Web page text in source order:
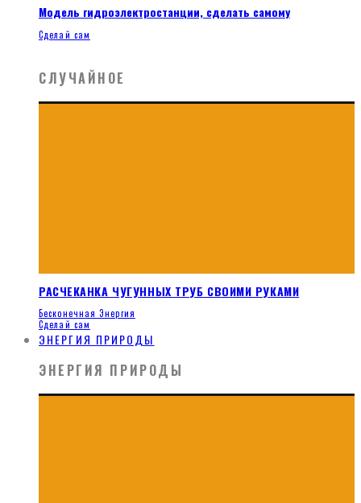
Модель гидроэлектростанции, сделать самому
Сделай сам
СЛУЧАЙНОЕ
РАСЧЕКАНКА ЧУГУННЫХ ТРУБ СВОИМИ РУКАМИ
Бесконечная Энергия
Сделай сам
ЭНЕРГИЯ ПРИРОДЫ
ЭНЕРГИЯ ПРИРОДЫ